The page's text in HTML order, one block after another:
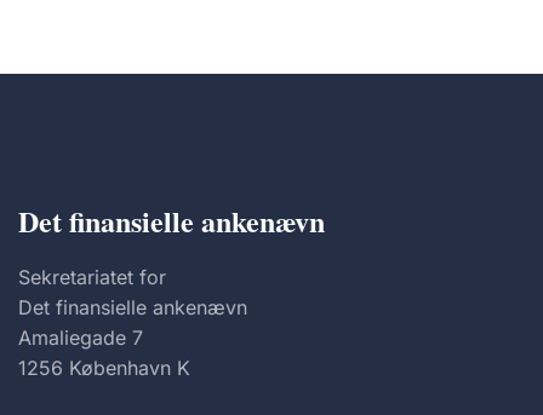
Det finansielle ankenævn
Sekretariatet for
Det finansielle ankenævn
Amaliegade 7
1256 København K